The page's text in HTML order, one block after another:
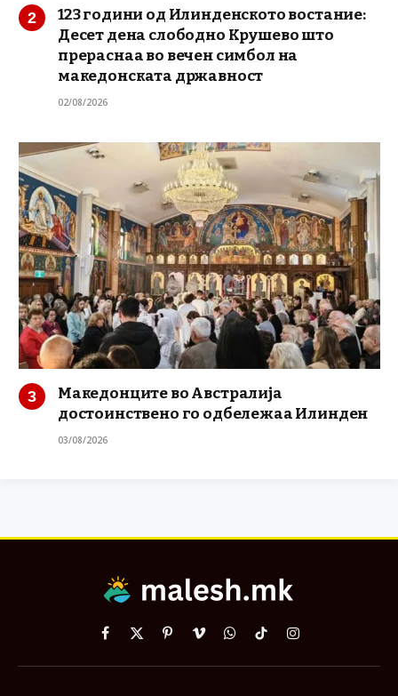
123 години од Илинденското востание:
Десет дена слободно Крушево што
прераснаа во вечен симбол на
македонската државност
02/08/2026
Македонците во Австралија
достоинствено го одбележаа Илинден
03/08/2026
Facebook
X
PinterestVimeoWhatsApp
TikTokInstagram